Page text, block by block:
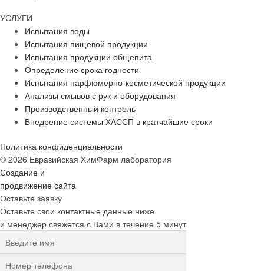
УСЛУГИ
Испытания воды
Испытания пищевой продукции
Испытания продукции общепита
Определение срока годности
Испытания парфюмерно-косметической продукции
Анализы смывов с рук и оборудования
Производственный контроль
Внедрение системы ХАССП в кратчайшие сроки
Политика конфиденциальности
© 2026 Евразийская ХимФарм лаборатория
Создание и
продвижение сайта
Оставьте заявку
Оставьте свои контактные данные ниже
и менеджер свяжется с Вами в течение 5 минут